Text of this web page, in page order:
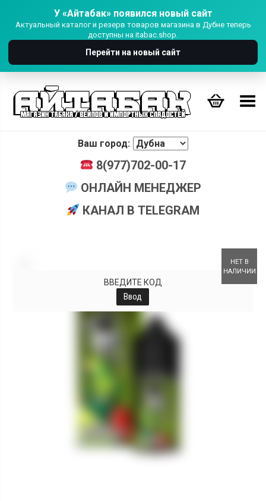
У «Айтабак» появился новый сайт
Актуальный каталог и резерв товаров магазина в Дубне теперь
доступны на itabac.shop.
Перейти на новый сайт
Переключить Меню
Ваш город:
8(977)702-00-17
ОНЛАЙН МЕНЕДЖЕР
КАНАЛ В TELEGRAM
НЕТ В
НАЛИЧИИ
ВВЕДИТЕ КОД
Ввод